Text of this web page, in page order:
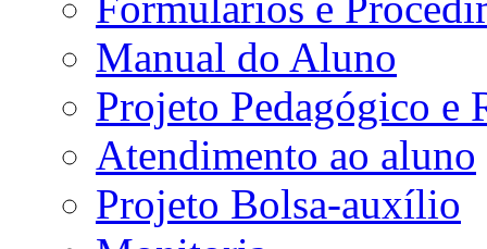
Manual do Aluno
Projeto Pedagógico e
Atendimento ao aluno
Projeto Bolsa-auxílio